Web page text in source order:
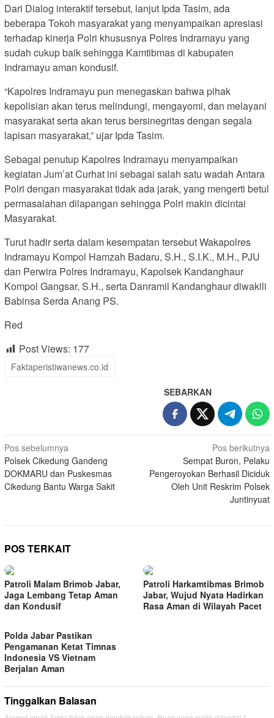
Dari Dialog interaktif tersebut, lanjut Ipda Tasim, ada
beberapa Tokoh masyarakat yang menyampaikan apresiasi
terhadap kinerja Polri khususnya Polres Indramayu yang
sudah cukup baik sehingga Kamtibmas di kabupaten
Indramayu aman kondusif.
“Kapolres Indramayu pun menegaskan bahwa pihak
kepolisian akan terus melindungi, mengayomi, dan melayani
masyarakat serta akan terus bersinegritas dengan segala
lapisan masyarakat,” ujar Ipda Tasim.
Sebagai penutup Kapolres Indramayu menyampaikan
kegiatan Jum’at Curhat ini sebagai salah satu wadah Antara
Polri dengan masyarakat tidak ada jarak, yang mengerti betul
permasalahan dilapangan sehingga Polri makin dicintai
Masyarakat.
Turut hadir serta dalam kesempatan tersebut Wakapolres
Indramayu Kompol Hamzah Badaru, S.H., S.I.K., M.H., PJU
dan Perwira Polres Indramayu, Kapolsek Kandanghaur
Kompol Gangsar, S.H., serta Danramil Kandanghaur diwakili
Babinsa Serda Anang PS.
Red
Post Views: 177
Faktaperistiwanews.co.id
SEBARKAN
Navigasi
pos
Pos sebelumnya
Polsek Cikedung Gandeng
DOKMARU dan Puskesmas
Cikedung Bantu Warga Sakit
Pos berikutnya
Sempat Buron, Pelaku
Pengeroyokan Berhasil Diciduk
Oleh Unit Reskrim Polsek
Juntinyuat
POS TERKAIT
Patroli Malam Brimob Jabar,
Jaga Lembang Tetap Aman
dan Kondusif
Patroli Harkamtibmas Brimob
Jabar, Wujud Nyata Hadirkan
Rasa Aman di Wilayah Pacet
Polda Jabar Pastikan
Pengamanan Ketat Timnas
Indonesia VS Vietnam
Berjalan Aman
Tinggalkan Balasan